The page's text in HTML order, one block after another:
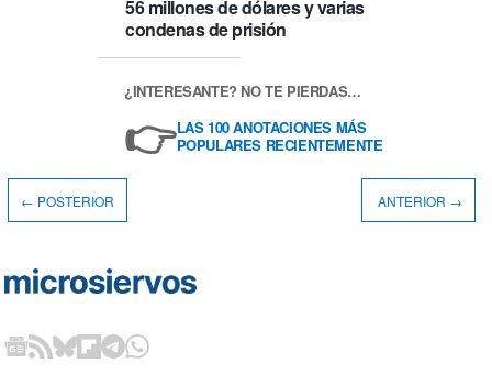
56 millones de dólares y varias
condenas de prisión
¿INTERESANTE? NO TE PIERDAS…
👉LAS 100 ANOTACIONES MÁS
POPULARES RECIENTEMENTE
← POSTERIOR ANTERIOR →